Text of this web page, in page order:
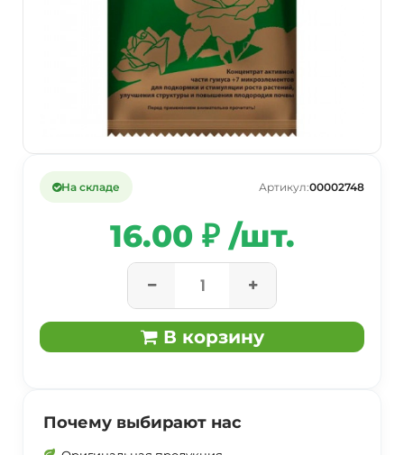
На складе Артикул:00002748
16.00 ₽ /шт.
В корзину
Почему выбирают нас